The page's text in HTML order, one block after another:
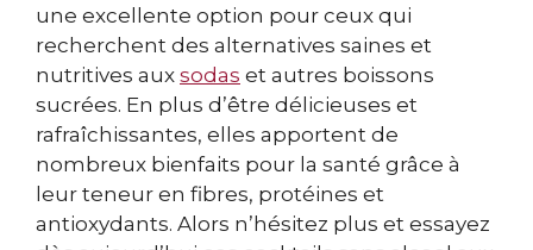
une excellente option pour ceux qui
recherchent des alternatives saines et
nutritives aux sodas et autres boissons
sucrées. En plus d’être délicieuses et
rafraîchissantes, elles apportent de
nombreux bienfaits pour la santé grâce à
leur teneur en fibres, protéines et
antioxydants. Alors n’hésitez plus et essayez